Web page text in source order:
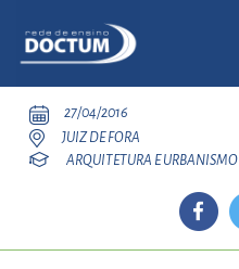
27/04/2016
JUIZ DE FORA
ARQUITETURA E URBANISMO